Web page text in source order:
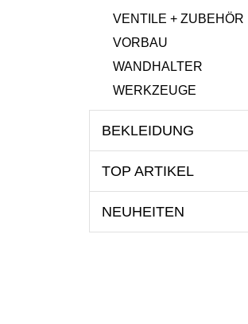
VENTILE + ZUBEHÖR
VORBAU
WANDHALTER
WERKZEUGE
BEKLEIDUNG
TOP ARTIKEL
NEUHEITEN